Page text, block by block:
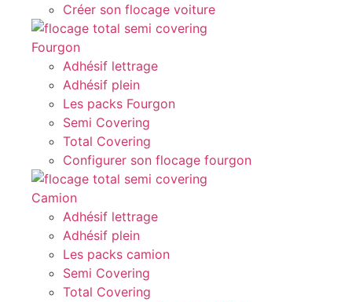
Créer son flocage voiture
Fourgon
Adhésif lettrage
Adhésif plein
Les packs Fourgon
Semi Covering
Total Covering
Configurer son flocage fourgon
Camion
Adhésif lettrage
Adhésif plein
Les packs camion
Semi Covering
Total Covering